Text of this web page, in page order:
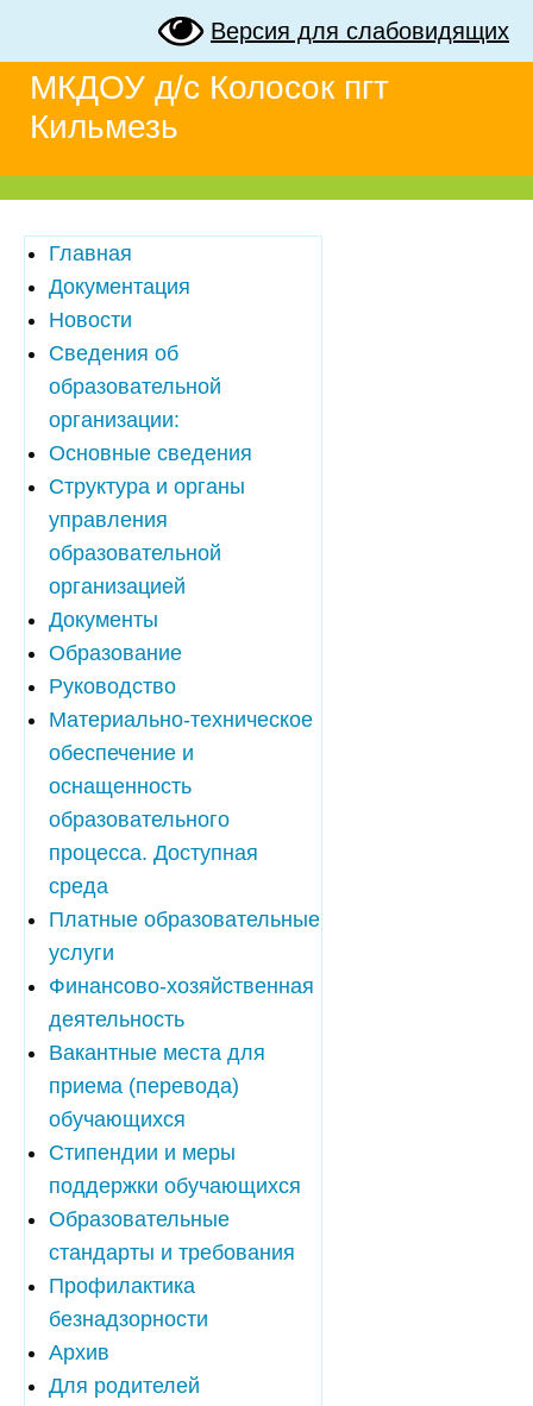
Версия для слабовидящих
МКДОУ д/с Колосок пгт
Кильмезь
Главная
Документация
Новости
Сведения об
образовательной
организации:
Основные сведения
Структура и органы
управления
образовательной
организацией
Документы
Образование
Руководство
Материально-техническое
обеспечение и
оснащенность
образовательного
процесса. Доступная
среда
Платные образовательные
услуги
Финансово-хозяйственная
деятельность
Вакантные места для
приема (перевода)
обучающихся
Стипендии и меры
поддержки обучающихся
Образовательные
стандарты и требования
Профилактика
безнадзорности
Архив
Для родителей